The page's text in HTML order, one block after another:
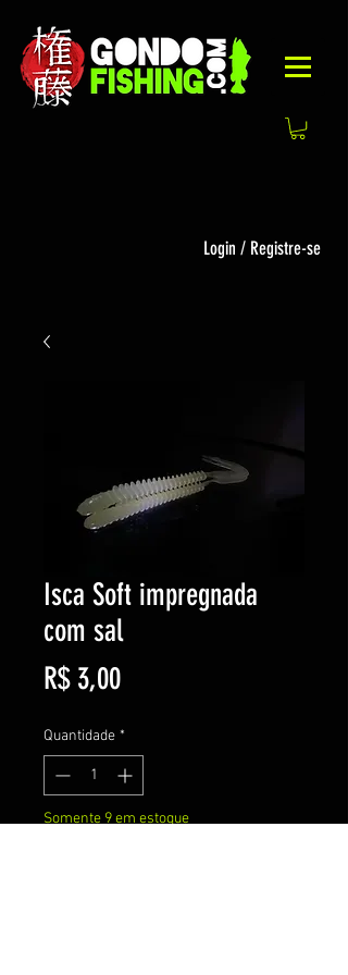
Login / Registre-se
Isca Soft impregnada
com sal
R$ 3,00Preço
Quantidade *
Somente 9 em estoque